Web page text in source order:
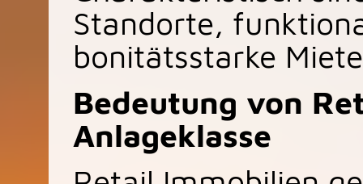
Standorte,
bonitätsstarke
Bedeutung von
Anlageklasse